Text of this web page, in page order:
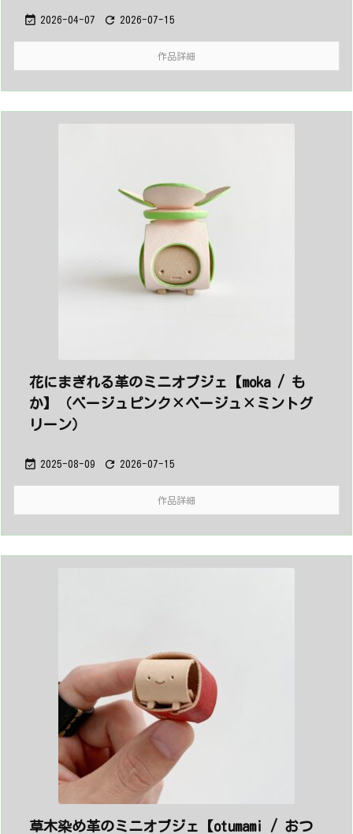
 2026-04-07  2026-07-15
作品詳細
花にまぎれる革のミニオブジェ【moka / も
か】（ベージュピンク×ベージュ×ミントグ
リーン）
 2025-08-09  2026-07-15
作品詳細
草木染め革のミニオブジェ【otumami / おつ